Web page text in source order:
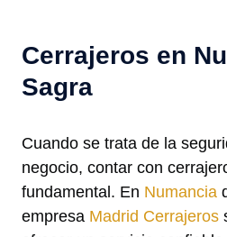
Cerrajeros en
Sagra
Cuando se trata de la
negocio, contar con
fundamental. En Numancia
empresa Madrid Cerrajeros